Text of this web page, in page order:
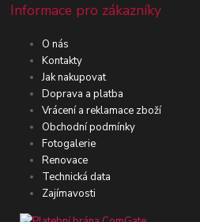
Informace pro zákazníky
O nás
Kontakty
Jak nakupovat
Doprava a platba
Vrácení a reklamace zboží
Obchodní podmínky
Fotogalerie
Renovace
Technická data
Zajímavosti